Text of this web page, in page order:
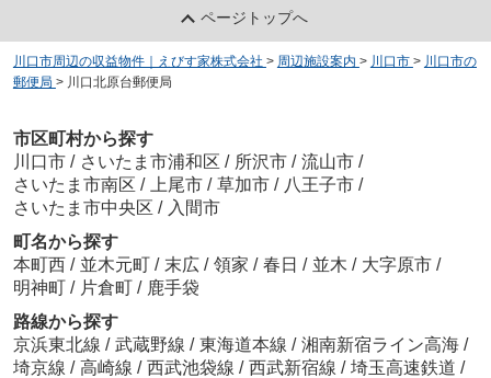
ページトップへ
川口市周辺の収益物件｜えびす家株式会社 > 周辺施設案内 > 川口市 > 川口市の
郵便局 > 川口北原台郵便局
市区町村から探す
川口市 / さいたま市浦和区 / 所沢市 / 流山市 /
さいたま市南区 / 上尾市 / 草加市 / 八王子市 /
さいたま市中央区 / 入間市
町名から探す
本町西 / 並木元町 / 末広 / 領家 / 春日 / 並木 / 大字原市 /
明神町 / 片倉町 / 鹿手袋
路線から探す
京浜東北線 / 武蔵野線 / 東海道本線 / 湘南新宿ライン高海 /
埼京線 / 高崎線 / 西武池袋線 / 西武新宿線 / 埼玉高速鉄道 /